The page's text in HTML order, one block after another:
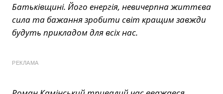
Батьківщині. Його енергія, невичерпна життєва
сила та бажання зробити світ кращим завжди
будуть прикладом для всіх нас.
РЕКЛАМА